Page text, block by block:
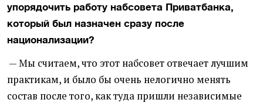
упорядочить работу набсовета Приватбанка,
который был назначен сразу после
национализации?
— Мы считаем, что этот набсовет отвечает лучшим
практикам, и было бы очень нелогично менять
состав после того, как туда пришли независимые